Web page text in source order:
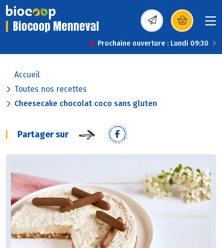
Biocoop Menneval (s’ouvre dans une
Prochaine ouverture : Lundi 09:30
Accueil
Toutes nos recettes
Cheesecake chocolat coco sans gluten
Partager sur